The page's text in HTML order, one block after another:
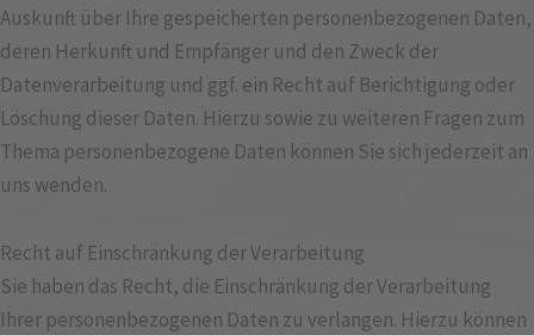
Auskunft über Ihre gespeicherten personenbezogenen Daten,
deren Herkunft und Empfänger und den Zweck der
Datenverarbeitung und ggf. ein Recht auf Berichtigung oder
Löschung dieser Daten. Hierzu sowie zu weiteren Fragen zum
Thema personenbezogene Daten können Sie sich jederzeit an
uns wenden.
Recht auf Einschränkung der Verarbeitung
Sie haben das Recht, die Einschränkung der Verarbeitung
Ihrer personenbezogenen Daten zu verlangen. Hierzu können